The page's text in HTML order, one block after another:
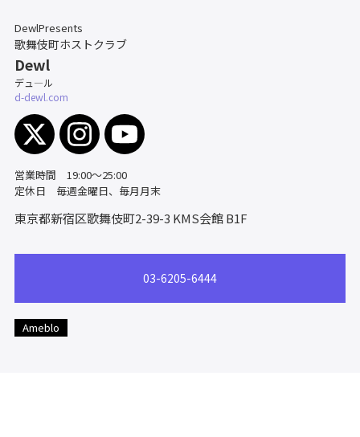
DewlPresents
歌舞伎町ホストクラブ
Dewl
デュ―ル
d-dewl.com
営業時間 19:00～25:00
定休日 毎週金曜日、毎月月末
東京都新宿区歌舞伎町2-39-3 KMS会館 B1F
03-6205-6444
Ameblo